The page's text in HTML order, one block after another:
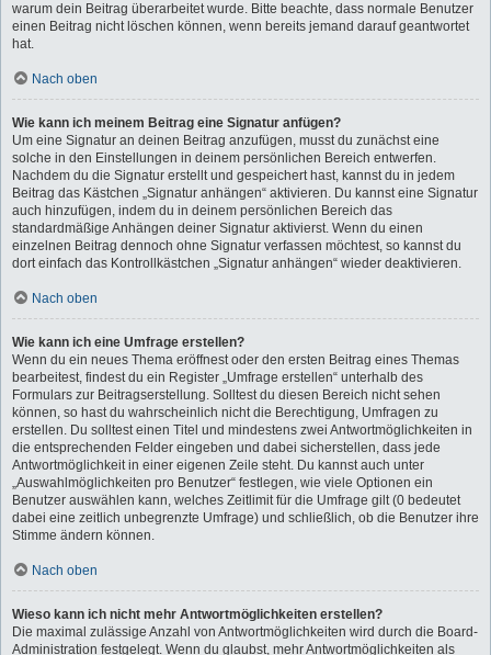
warum dein Beitrag überarbeitet wurde. Bitte beachte, dass normale Benutzer
einen Beitrag nicht löschen können, wenn bereits jemand darauf geantwortet
hat.
Nach oben
Wie kann ich meinem Beitrag eine Signatur anfügen?
Um eine Signatur an deinen Beitrag anzufügen, musst du zunächst eine
solche in den Einstellungen in deinem persönlichen Bereich entwerfen.
Nachdem du die Signatur erstellt und gespeichert hast, kannst du in jedem
Beitrag das Kästchen „Signatur anhängen“ aktivieren. Du kannst eine Signatur
auch hinzufügen, indem du in deinem persönlichen Bereich das
standardmäßige Anhängen deiner Signatur aktivierst. Wenn du einen
einzelnen Beitrag dennoch ohne Signatur verfassen möchtest, so kannst du
dort einfach das Kontrollkästchen „Signatur anhängen“ wieder deaktivieren.
Nach oben
Wie kann ich eine Umfrage erstellen?
Wenn du ein neues Thema eröffnest oder den ersten Beitrag eines Themas
bearbeitest, findest du ein Register „Umfrage erstellen“ unterhalb des
Formulars zur Beitragserstellung. Solltest du diesen Bereich nicht sehen
können, so hast du wahrscheinlich nicht die Berechtigung, Umfragen zu
erstellen. Du solltest einen Titel und mindestens zwei Antwortmöglichkeiten in
die entsprechenden Felder eingeben und dabei sicherstellen, dass jede
Antwortmöglichkeit in einer eigenen Zeile steht. Du kannst auch unter
„Auswahlmöglichkeiten pro Benutzer“ festlegen, wie viele Optionen ein
Benutzer auswählen kann, welches Zeitlimit für die Umfrage gilt (0 bedeutet
dabei eine zeitlich unbegrenzte Umfrage) und schließlich, ob die Benutzer ihre
Stimme ändern können.
Nach oben
Wieso kann ich nicht mehr Antwortmöglichkeiten erstellen?
Die maximal zulässige Anzahl von Antwortmöglichkeiten wird durch die Board-
Administration festgelegt. Wenn du glaubst, mehr Antwortmöglichkeiten als